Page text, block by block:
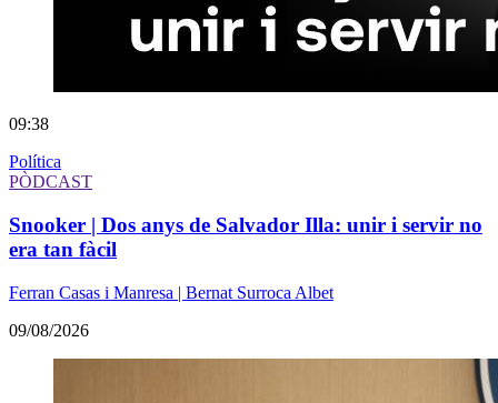
09:38
Política
PÒDCAST
Snooker | Dos anys de Salvador Illa: unir i servir no
era tan fàcil
Ferran Casas i Manresa | Bernat Surroca Albet
09/08/2026